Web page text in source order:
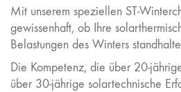
Mit unserem speziellen ST-
gewissenhaft, ob Ihre
Belastungen des Winters
Die Kompetenz, die über 20-
über 30-jährige solartechnische